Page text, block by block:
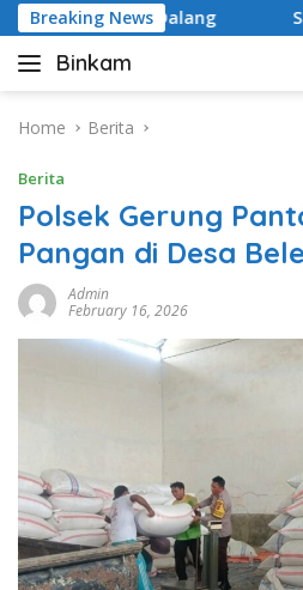
Skip
to
content
Breaking News
Dalang Sinergi Polsek
Binkam
Home Berita
Berita
Polsek Gerung
Pangan di Desa
Admin
February 16, 2026